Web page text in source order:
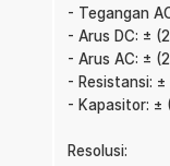
teknisi atau
Jelas
mata untuk
dengan jelas
hasil minim
untuk Teknisi Listrik
- Tegangan
- Arus DC: ±
- Arus AC: ±
- Resistansi: ±
- Kapasitor: ±
Resolusi: